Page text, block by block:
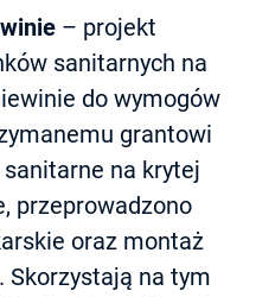
– projekt
sanitarnych na
do wymogów
grantowi
na krytej
przeprowadzono
oraz montaż
Skorzystają na tym